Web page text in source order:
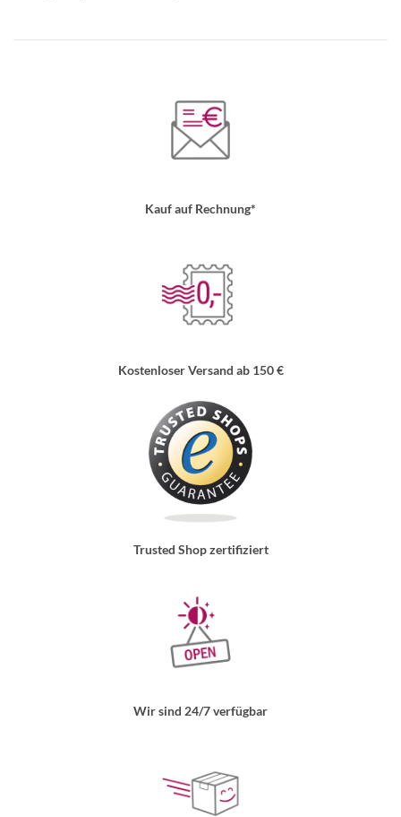
Kauf auf Rechnung*
Kostenloser Versand ab 150 €
Trusted Shop zertifiziert
Wir sind 24/7 verfügbar